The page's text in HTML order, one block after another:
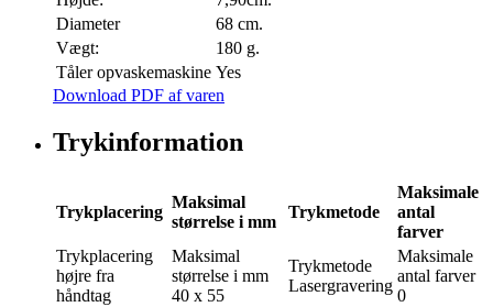
Diameter
68 cm.
Vægt:
180 g.
Tåler opvaskemaskine Yes
Download PDF af varen
Trykinformation
Trykplacering
Maksimal
størrelse i mm
Trykmetode
Maksimale
antal
farver
Trykplacering
højre fra
håndtag
Maksimal
størrelse i mm
40 x 55
Trykmetode
Lasergravering
Maksimale
antal farver
0